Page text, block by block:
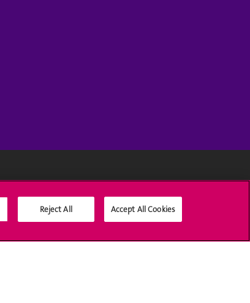
Reject All Accept All Cookies